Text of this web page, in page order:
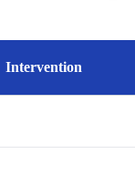
Intervention